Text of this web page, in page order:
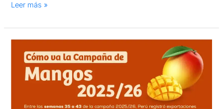
Leer más »
campaña
Mango